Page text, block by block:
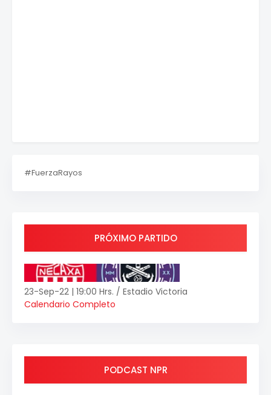
#FuerzaRayos
PRÓXIMO PARTIDO
23-Sep-22 | 19:00 Hrs. / Estadio Victoria
Calendario Completo
PODCAST NPR